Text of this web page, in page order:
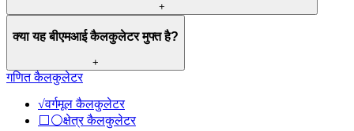
+
क्या यह बीएमआई कैलकुलेटर मुफ्त है?
+
गणित कैलकुलेटर
√वर्गमूल कैलकुलेटर
⬜⚪क्षेत्र कैलकुलेटर